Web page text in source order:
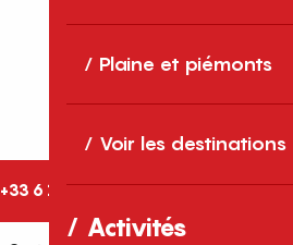
Plaine et piémonts
Voir les destinations
Activités
+33 6 15 87 87▒▒